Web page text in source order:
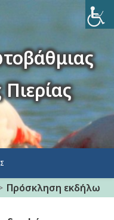
Πρόσκληση